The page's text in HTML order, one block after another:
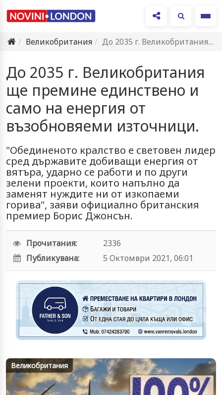
Великобритания
До 2035 г. Великобритания ще премине единствено и само на…
До 2035 г. Великобритания
ще премине единствено и
само на енергия от
възобновяеми източници.
"Обединеното кралство е световен лидер
сред държавите добиващи енергия от
вятъра, ударно се работи и по други
зелени проекти, които напълно да
заменят нуждите ни от изкопаеми
горива", заяви официално британския
премиер Борис Джонсън.
Прочитания:
2336
Публикувана:
5 Октомври 2021, 06:01
Великобритания